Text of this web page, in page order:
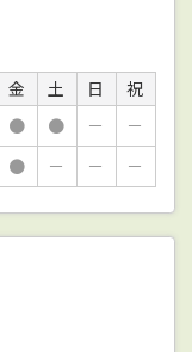
金 土 日
祝
● ● －
－
● － － －